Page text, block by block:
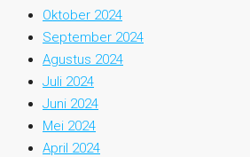
Oktober 2024
September 2024
Agustus 2024
Juli 2024
Juni 2024
Mei 2024
April 2024